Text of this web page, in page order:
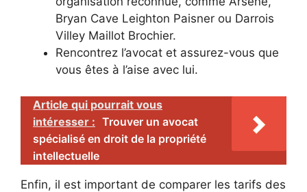
Bryan Cave Leighton Paisner ou Darrois
Villey Maillot Brochier.
Rencontrez l’avocat et assurez-vous que
vous êtes à l’aise avec lui.
Article qui pourrait vous
intéresser : Trouver un avocat
spécialisé en droit de la propriété
intellectuelle
Enfin, il est important de comparer les tarifs des